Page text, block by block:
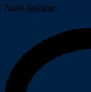
Nasıl başlanır